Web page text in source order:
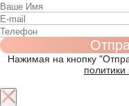
Нажимая на кнопку